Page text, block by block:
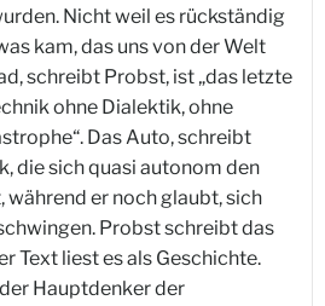
Nicht weil es rückständig
kam, das uns von der Welt
schreibt Probst, ist „das letzte
ohne Dialektik, ohne
Das Auto, schreibt
die sich quasi autonom den
er noch glaubt, sich
Probst schreibt das
Text liest es als Geschichte.
Hauptdenker der